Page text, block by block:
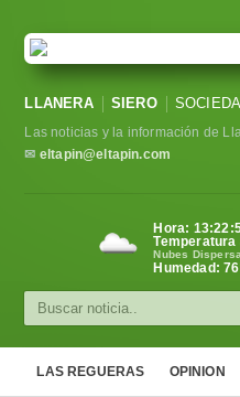
LLANERA SIERO
Las noticias y la información de
✉ eltapin@eltapin.com
Hora:
Nubes
Humedad:
LAS REGUERAS OPINION